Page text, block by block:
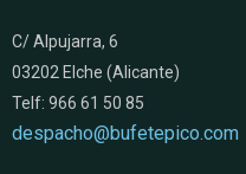
C/ Alpujarra, 6
03202 Elche (Alicante)
Telf: 966 61 50 85
despacho@bufetepico.com